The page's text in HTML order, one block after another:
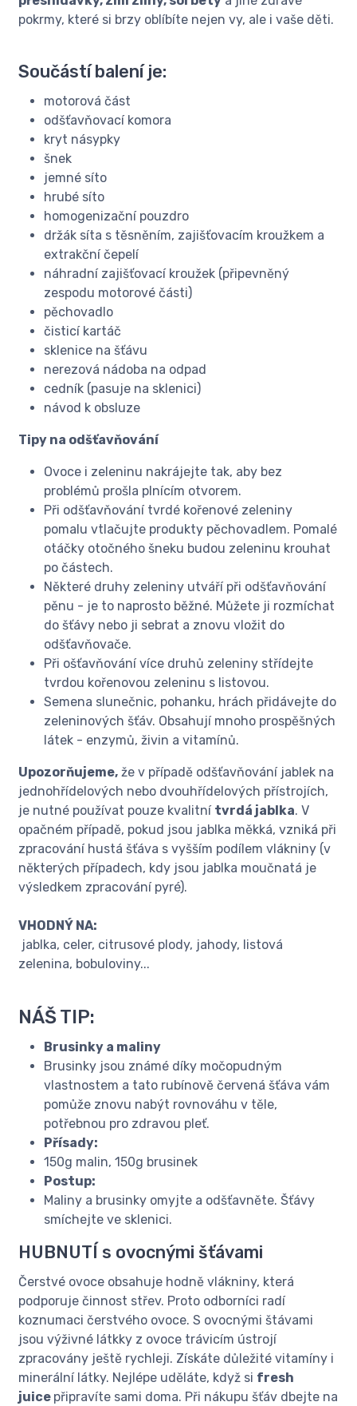
pokrmy, které si brzy oblíbíte nejen vy, ale i vaše děti.
Součástí balení je:
motorová část
odšťavňovací komora
kryt násypky
šnek
jemné síto
hrubé síto
homogenizační pouzdro
držák síta s těsněním, zajišťovacím kroužkem a
extrakční čepelí
náhradní zajišťovací kroužek (připevněný
zespodu motorové části)
pěchovadlo
čisticí kartáč
sklenice na šťávu
nerezová nádoba na odpad
cedník (pasuje na sklenici)
návod k obsluze
Tipy na odšťavňování
Ovoce i zeleninu nakrájejte tak, aby bez
problémů prošla plnícím otvorem.
Při odšťavňování tvrdé kořenové zeleniny
pomalu vtlačujte produkty pěchovadlem. Pomalé
otáčky otočného šneku budou zeleninu krouhat
po částech.
Některé druhy zeleniny utváří při odšťavňování
pěnu - je to naprosto běžné. Můžete ji rozmíchat
do šťávy nebo ji sebrat a znovu vložit do
odšťavňovače.
Při ošťavňování více druhů zeleniny střídejte
tvrdou kořenovou zeleninu s listovou.
Semena slunečnic, pohanku, hrách přidávejte do
zeleninových šťáv. Obsahují mnoho prospěšných
látek - enzymů, živin a vitamínů.
Upozorňujeme, že v případě odšťavňování jablek na
jednohřídelových nebo dvouhřídelových přístrojích,
je nutné používat pouze kvalitní tvrdá jablka. V
opačném případě, pokud jsou jablka měkká, vzniká při
zpracování hustá šťáva s vyšším podílem vlákniny (v
některých případech, kdy jsou jablka moučnatá je
výsledkem zpracování pyré).
VHODNÝ NA:
jablka, celer, citrusové plody, jahody, listová
zelenina, bobuloviny...
NÁŠ TIP:
Brusinky a maliny
Brusinky jsou známé díky močopudným
vlastnostem a tato rubínově červená šťáva vám
pomůže znovu nabýt rovnováhu v těle,
potřebnou pro zdravou pleť.
Přísady:
150g malin, 150g brusinek
Postup:
Maliny a brusinky omyjte a odšťavněte. Šťávy
smíchejte ve sklenici.
HUBNUTÍ s ovocnými šťávami
Čerstvé ovoce obsahuje hodně vlákniny, která
podporuje činnost střev. Proto odborníci radí
koznumaci čerstvého ovoce. S ovocnými štávami
jsou výživné látkky z ovoce trávicím ústrojí
zpracovány ještě rychleji. Získáte důležité vitamíny i
minerální látky. Nejlépe uděláte, když si fresh
juice připravíte sami doma. Při nákupu šťáv dbejte na